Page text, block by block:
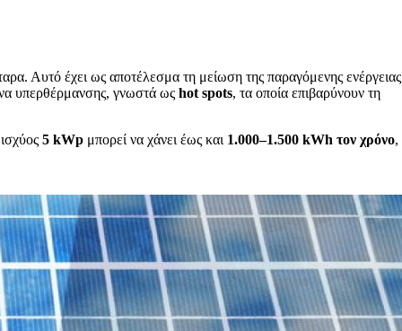
Αυτό έχει ως αποτέλεσμα τη μείωση της παραγόμενης ενέργειας
υπερθέρμανσης, γνωστά ως hot spots, τα οποία επιβαρύνουν τη
5 kWp μπορεί να χάνει έως και 1.000–1.500 kWh τον χρόνο,